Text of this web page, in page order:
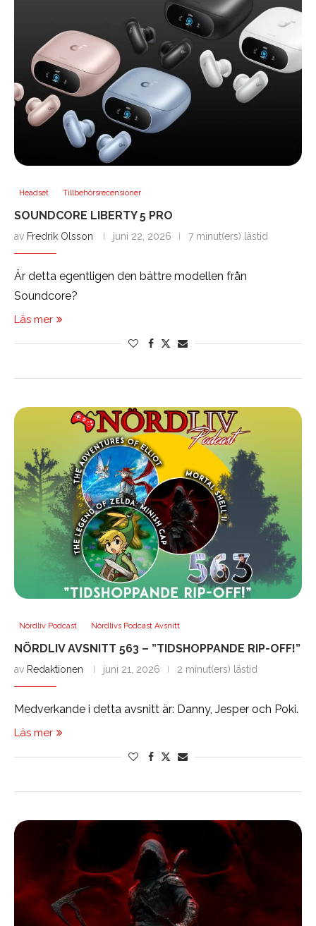
Headset Tillbehörsrecensioner
SOUNDCORE LIBERTY 5 PRO
av Fredrik Olsson juni 22, 2026 7 minut(ers) lästid
Är detta egentligen den bättre modellen från
Soundcore?
Läs mer
Nördliv Podcast Nördlivs Podcast Avsnitt
NÖRDLIV AVSNITT 563 – ”TIDSHOPPANDE RIP-OFF!”
av Redaktionen juni 21, 2026 2 minut(ers) lästid
Medverkande i detta avsnitt är: Danny, Jesper och Poki.
Läs mer